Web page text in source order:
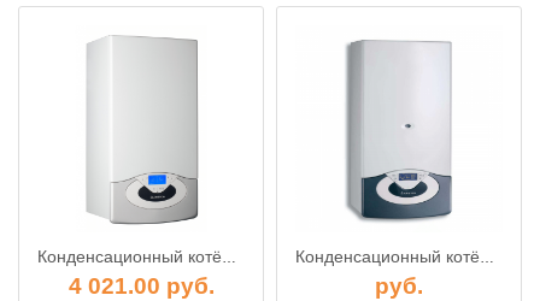
Конденсационный котёл ARISTON GENUS ONE SYSTEM 35
4 021.00 руб.
Конденсационный котёл ARISTON GENUS PREMIUM EVO 100 HP
руб.